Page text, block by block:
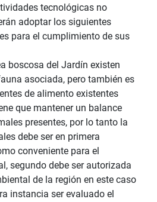
tecnológicas no
adoptar los siguientes
para el cumplimiento de sus
boscosa del Jardín existen
asociada, pero también es
de alimento existentes
que mantener un balance
presentes, por lo tanto la
debe ser en primera
conveniente para el
segundo debe ser autorizada
de la región en este caso
instancia ser evaluado el